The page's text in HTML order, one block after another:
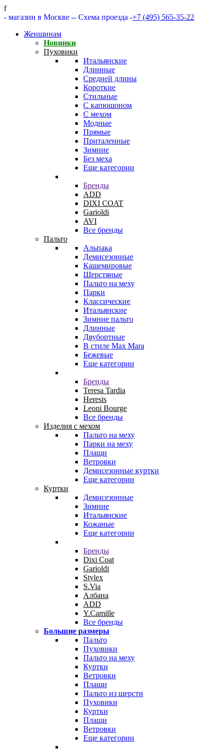
f
- магазин в Москве -- Схема проезда -+7 (495) 565-35-22
Женщинам
Новинки
Пуховики
Итальянские
Длинные
Средней длины
Короткие
Стильные
С капюшоном
С мехом
Модные
Прямые
Приталенные
Зимние
Без меха
Еще категории
Бренды
ADD
DIXI COAT
Garioldi
AVI
Все бренды
Пальто
Альпака
Демисезонные
Кашемировые
Шерстяные
Пальто на меху
Парки
Классические
Итальянские
Зимние пальто
Длинные
Двубортные
В стиле Max Mara
Бежевые
Еще категории
Бренды
Teresa Tardia
Heresis
Leoni Bourge
Все бренды
Изделия с мехом
Пальто на меху
Парки на меху
Плащи
Ветровки
Демисезонные куртки
Еще категории
Куртки
Демисезонные
Зимние
Итальянские
Кожаные
Еще категории
Бренды
Dixi Coat
Garioldi
Stylex
S.Via
Албана
ADD
Y.Camille
Все бренды
Большие размеры
Пальто
Пуховики
Пальто на меху
Куртки
Ветровки
Плащи
Пальто из шерсти
Пуховики
Куртки
Плащи
Ветровки
Еще категории